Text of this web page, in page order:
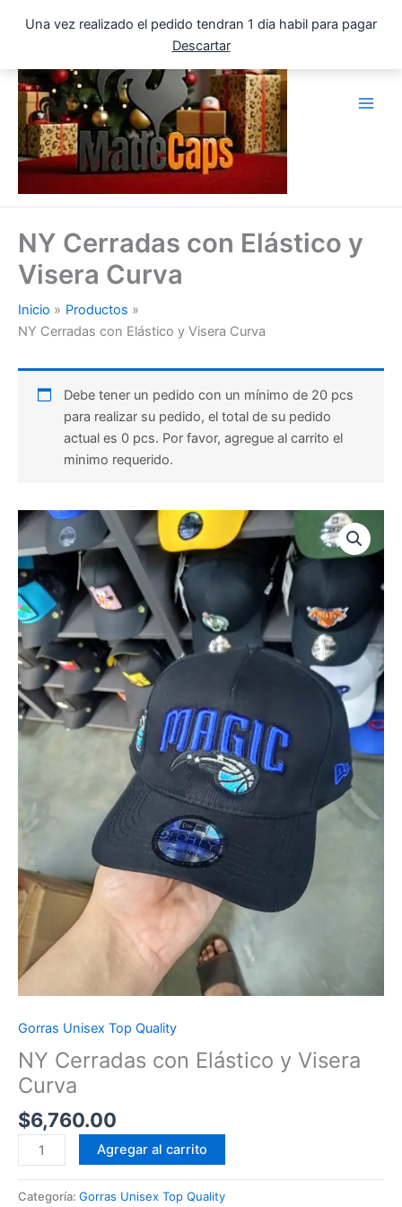
Una vez realizado el pedido tendran 1 dia habil para pagar
Descartar
NY Cerradas con Elástico y
Visera Curva
Inicio
Productos
NY Cerradas con Elástico y Visera Curva
Debe tener un pedido con un mínimo de 20 pcs
para realizar su pedido, el total de su pedido
actual es 0 pcs. Por favor, agregue al carrito el
minimo requerido.
Gorras Unisex Top Quality
NY Cerradas con Elástico y Visera
Curva
$6,760.00
Cerradas
Agregar al carrito
Categoría: Gorras Unisex Top Quality